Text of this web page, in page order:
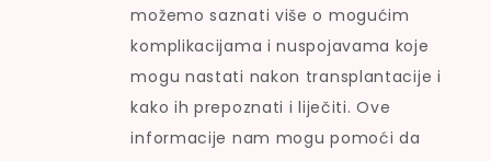
možemo saznati više o mogućim
komplikacijama i nuspojavama koje
mogu nastati nakon transplantacije i
kako ih prepoznati i liječiti. Ove
informacije nam mogu pomoći da